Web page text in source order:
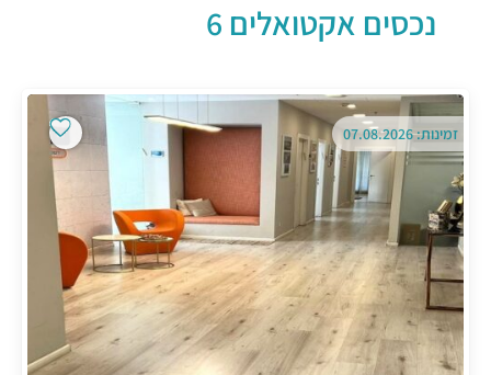
נכסים אקטואלים 6
זמינות: 07.08.2026